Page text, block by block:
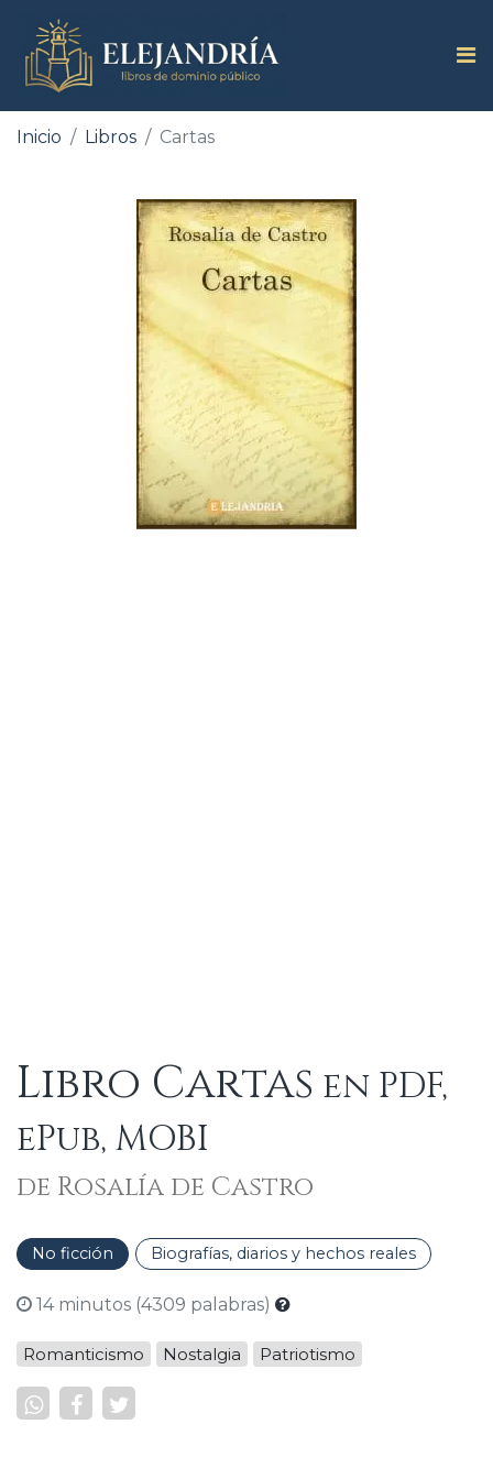
Inicio Libros Cartas
Libro Cartas en PDF,
ePub, MOBI
de Rosalía de Castro
No ficción Biografías, diarios y hechos reales
14 minutos (4309 palabras)
Romanticismo Nostalgia Patriotismo